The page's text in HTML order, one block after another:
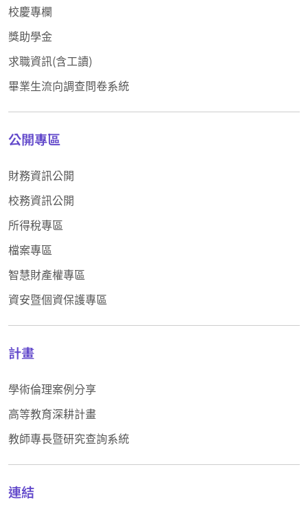
校慶專欄
獎助學金
求職資訊(含工讀)
畢業生流向調查問卷系統
公開專區
財務資訊公開
校務資訊公開
所得稅專區
檔案專區
智慧財產權專區
資安暨個資保護專區
計畫
學術倫理案例分享
高等教育深耕計畫
教師專長暨研究查詢系統
連結